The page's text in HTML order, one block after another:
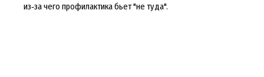
из‑за чего профилактика бьет "не туда".